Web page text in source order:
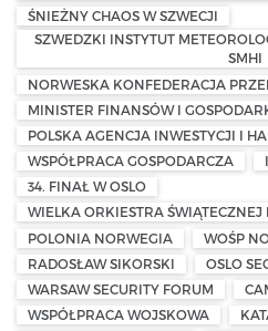
ŚNIEŻNY CHAOS W SZWECJI
SZWEDZKI INSTYTUT
SMHI
NORWESKA KONFEDERACJA
MINISTER FINANSÓW I
POLSKA AGENCJA INWESTYCJI I
WSPÓŁPRACA GOSPODARCZA
34. FINAŁ W OSLO
WIELKA ORKIESTRA ŚWIĄTECZNEJ
POLONIA NORWEGIA
WOŚP
RADOSŁAW SIKORSKI
OSLO
WARSAW SECURITY FORUM
WSPÓŁPRACA WOJSKOWA